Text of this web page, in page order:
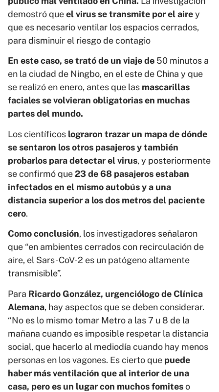
demostró queel virus se transmite por el airey
que es necesario ventilar los espacios cerrados,
para disminuir el riesgo de contagio
En este caso, se trató de un viaje de 50 minutos a
en la ciudad de Ningbo, en el este de China y que
se realizó en enero, antes que las mascarillas
faciales se volvieran obligatorias en muchas
partes del mundo.
Los científicos lograron trazar un mapa de dónde
se sentaron los otros pasajeros y también
probarlos para detectar el virus, y posteriormente
se confirmó que23 de 68 pasajeros estaban
infectados en el mismo autobús y a una
distancia superior a los dos metros del paciente
cero.
Como conclusión, los investigadores señalaron
que “en ambientes cerrados con recirculación de
aire, el Sars-CoV-2 es un patógeno altamente
transmisible”.
Para Ricardo González, urgenciólogo de Clínica
Alemana, hay aspectos que se deben considerar.
“No es lo mismo tomar Metro a las 7 u 8 de la
mañana cuando es imposible respetar la distancia
social, que hacerlo al mediodía cuando hay menos
personas en los vagones. Es cierto que puede
haber más ventilación que al interior de una
casa, pero es un lugar con muchos fomiteso